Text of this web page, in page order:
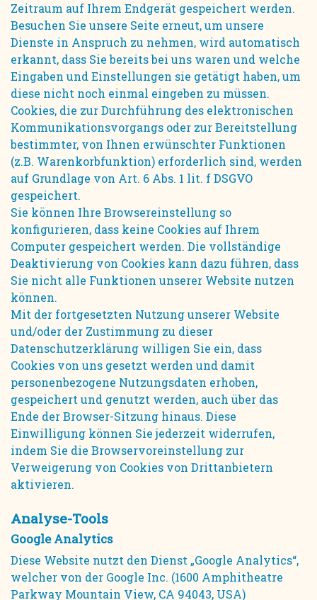
Zeitraum auf Ihrem Endgerät gespeichert werden.
Besuchen Sie unsere Seite erneut, um unsere
Dienste in Anspruch zu nehmen, wird automatisch
erkannt, dass Sie bereits bei uns waren und welche
Eingaben und Einstellungen sie getätigt haben, um
diese nicht noch einmal eingeben zu müssen.
Cookies, die zur Durchführung des elektronischen
Kommunikationsvorgangs oder zur Bereitstellung
bestimmter, von Ihnen erwünschter Funktionen
(z.B. Warenkorbfunktion) erforderlich sind, werden
auf Grundlage von Art. 6 Abs. 1 lit. f DSGVO
gespeichert.
Sie können Ihre Browsereinstellung so
konfigurieren, dass keine Cookies auf Ihrem
Computer gespeichert werden. Die vollständige
Deaktivierung von Cookies kann dazu führen, dass
Sie nicht alle Funktionen unserer Website nutzen
können.
Mit der fortgesetzten Nutzung unserer Website
und/oder der Zustimmung zu dieser
Datenschutzerklärung willigen Sie ein, dass
Cookies von uns gesetzt werden und damit
personenbezogene Nutzungsdaten erhoben,
gespeichert und genutzt werden, auch über das
Ende der Browser-Sitzung hinaus. Diese
Einwilligung können Sie jederzeit widerrufen,
indem Sie die Browservoreinstellung zur
Verweigerung von Cookies von Drittanbietern
aktivieren.
Analyse-Tools
Google Analytics
Diese Website nutzt den Dienst „Google Analytics“,
welcher von der Google Inc. (1600 Amphitheatre
Parkway Mountain View, CA 94043, USA)